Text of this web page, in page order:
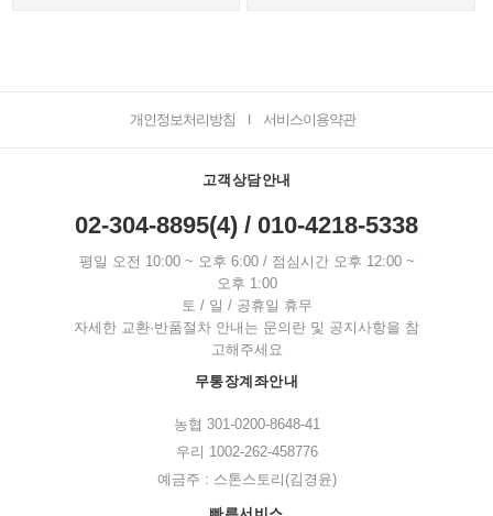
개인정보처리방침 서비스이용약관
고객상담안내
02-304-8895(4) / 010-4218-5338
평일 오전 10:00 ~ 오후 6:00 / 점심시간 오후 12:00 ~
오후 1:00
토 / 일 / 공휴일 휴무
자세한 교환·반품절차 안내는 문의란 및 공지사항을 참
고해주세요
무통장계좌안내
농협 301-0200-8648-41
우리 1002-262-458776
예금주 : 스톤스토리(김경윤)